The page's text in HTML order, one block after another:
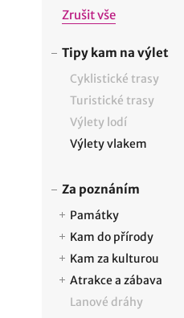
Zrušit vše
Tipy kam na výlet
Cyklistické trasy
Turistické trasy
Výlety lodí
Výlety vlakem
Za poznáním
Památky
Kam do přírody
Kam za kulturou
Atrakce a zábava
Lanové dráhy